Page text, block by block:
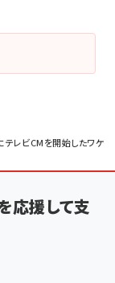
テレビCMを開始したワケ
応援して支